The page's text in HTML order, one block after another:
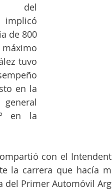
del
de 800
tuvo
en la
en la
con el
la carrera que hacía
del Primer Automóvil